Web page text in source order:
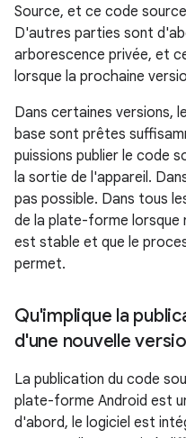
Source, et ce code
D'autres parties sont
arborescence privée, et
lorsque la prochaine
Dans certaines versions,
base sont prêtes
puissions publier le code
la sortie de l'appareil.
pas possible. Dans tous
de la plate-forme lorsque
est stable et que le
permet.
Qu'implique la
d'une nouvelle
La publication du code
plate-forme Android est
d'abord, le logiciel est